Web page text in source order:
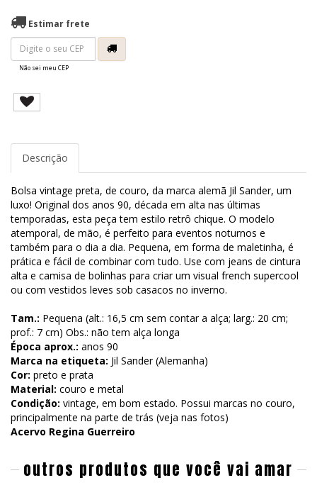
Estimar frete
Não sei meu CEP
Descrição
Bolsa vintage preta, de couro, da marca alemã Jil Sander, um
luxo! Original dos anos 90, década em alta nas últimas
temporadas, esta peça tem estilo retrô chique. O modelo
atemporal, de mão, é perfeito para eventos noturnos e
também para o dia a dia. Pequena, em forma de maletinha, é
prática e fácil de combinar com tudo. Use com jeans de cintura
alta e camisa de bolinhas para criar um visual french supercool
ou com vestidos leves sob casacos no inverno.
Tam.: Pequena (alt.: 16,5 cm sem contar a alça; larg.: 20 cm;
prof.: 7 cm) Obs.: não tem alça longa
Época aprox.: anos 90
Marca na etiqueta: Jil Sander (Alemanha)
Cor: preto e prata
Material: couro e metal
Condição: vintage, em bom estado. Possui marcas no couro,
principalmente na parte de trás (veja nas fotos)
Acervo Regina Guerreiro
outros produtos que você vai amar